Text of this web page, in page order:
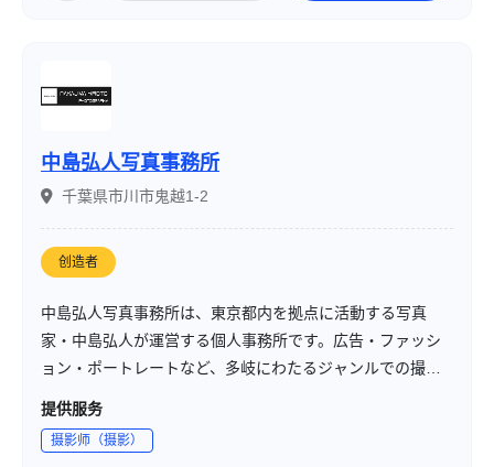
中島弘人写真事務所
千葉県市川市鬼越1-2
创造者
中島弘人写真事務所は、東京都内を拠点に活動する写真
家・中島弘人が運営する個人事務所です。広告・ファッシ
ョン・ポートレートなど、多岐にわたるジャンルでの撮影
を手掛けています。クライアントの要望に応じて、スタジ
ッショナルな技術とセンスで高品質な作品を提供していま
提供服务
摄影师（摄影）